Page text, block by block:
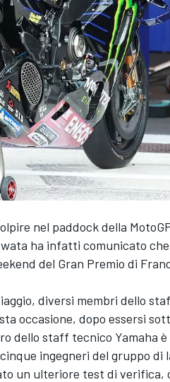
nel paddock della
ha infatti comunicato
del Gran Premio di
diversi membri dello
occasione, dopo essersi
dello staff tecnico Yamaha
ingegneri del gruppo di
un ulteriore test di verifica,